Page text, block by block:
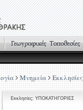
Μνημεία Εκκλησίες
Εκκλησίες: ΥΠΟΚΑΤΗΓΟΡΙΕΣ